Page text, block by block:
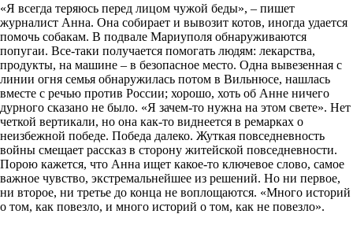
«Я всегда теряюсь перед лицом чужой беды», – пишет
журналист Анна. Она собирает и вывозит котов, иногда удается
помочь собакам. В подвале Мариуполя обнаруживаются
попугаи. Все-таки получается помогать людям: лекарства,
продукты, на машине – в безопасное место. Одна вывезенная с
линии огня семья обнаружилась потом в Вильнюсе, нашлась
вместе с речью против России; хорошо, хоть об Анне ничего
дурного сказано не было. «Я зачем-то нужна на этом свете». Нет
четкой вертикали, но она как-то виднеется в ремарках о
неизбежной победе. Победа далеко. Жуткая повседневность
войны смещает рассказ в сторону житейской повседневности.
Порою кажется, что Анна ищет какое-то ключевое слово, самое
важное чувство, экстремальнейшее из решений. Но ни первое,
ни второе, ни третье до конца не воплощаются. «Много историй
о том, как повезло, и много историй о том, как не повезло».